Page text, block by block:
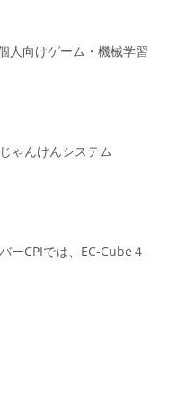
人向けゲーム・機械学習
ゃんけんシステム
ーCPIでは、EC-Cube４